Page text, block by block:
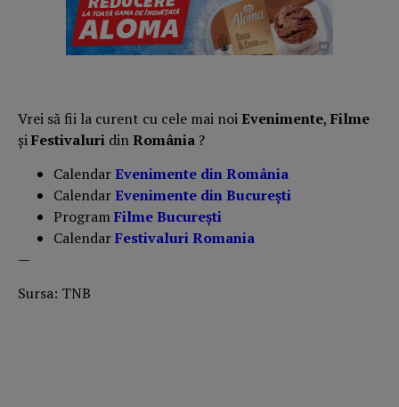
Vrei să fii la curent cu cele mai noiEvenimente, Filme
șiFestivaluri dinRomânia ?
CalendarEvenimente din România
CalendarEvenimente din București
ProgramFilme București
CalendarFestivaluri Romania
—
Sursa: TNB